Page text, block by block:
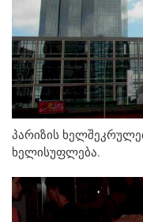
პარიზის
ხელისუფლება.